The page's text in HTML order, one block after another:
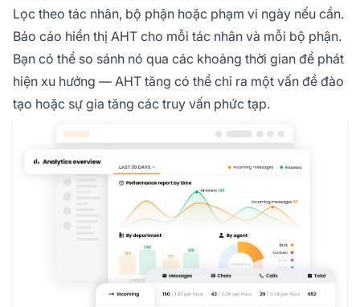
Lọc theo tác nhân, bộ phận hoặc phạm vi ngày nếu cần.
Báo cáo hiển thị AHT cho mỗi tác nhân và mỗi bộ phận.
Bạn có thể so sánh nó qua các khoảng thời gian để phát
hiện xu hướng — AHT tăng có thể chỉ ra một vấn đề đào
tạo hoặc sự gia tăng các truy vấn phức tạp.